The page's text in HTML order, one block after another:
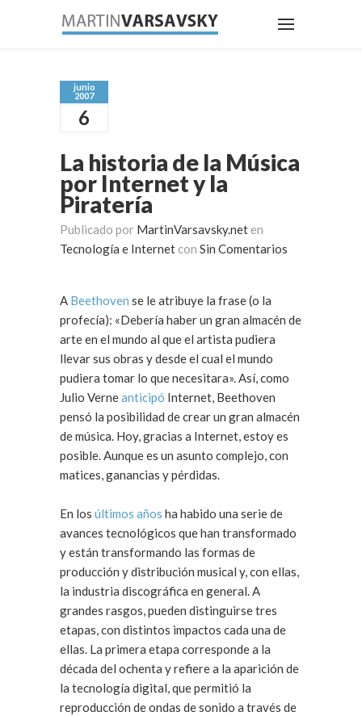
junio
2007
6
La historia de la Música
por Internet y la
Piratería
Publicado por MartinVarsavsky.net en
Tecnología e Internet con Sin Comentarios
A Beethoven se le atribuye la frase (o la
profecía): «Debería haber un gran almacén de
arte en el mundo al que el artista pudiera
llevar sus obras y desde el cual el mundo
pudiera tomar lo que necesitara». Así, como
Julio Verneanticipó Internet, Beethoven
pensó la posibilidad de crear un gran almacén
de música. Hoy, gracias a Internet, estoy es
posible. Aunque es un asunto complejo, con
matices, ganancias y pérdidas.
En los últimos años ha habido una serie de
avances tecnológicos que han transformado
y están transformando las formas de
producción y distribución musical y, con ellas,
la industria discográfica en general. A
grandes rasgos, pueden distinguirse tres
etapas, con distintos impactos cada una de
ellas. La primera etapa corresponde a la
década del ochenta y refiere a la aparición de
la tecnología digital, que permitió la
reproducción de ondas de sonido a través de